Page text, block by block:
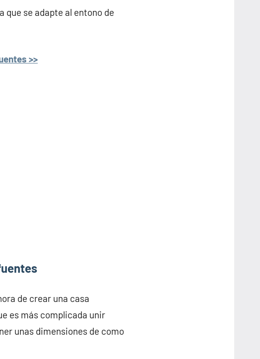
que se adapte al entono de
>>
de crear una casa
es más complicada unir
unas dimensiones de como